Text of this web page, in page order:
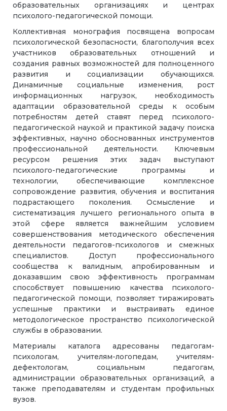
образовательных организациях и центрах
психолого-педагогической помощи.
Коллективная монография посвящена вопросам
психологической безопасности, благополучия всех
участников образовательных отношений и
создания равных возможностей для полноценного
развития и социализации обучающихся.
Динамичные социальные изменения, рост
информационных нагрузок, необходимость
адаптации образовательной среды к особым
потребностям детей ставят перед психолого-
педагогической наукой и практикой задачу поиска
эффективных, научно обоснованных инструментов
профессиональной деятельности. Ключевым
ресурсом решения этих задач выступают
психолого-педагогические программы и
технологии, обеспечивающие комплексное
сопровождение развития, обучения и воспитания
подрастающего поколения. Осмысление и
систематизация лучшего регионального опыта в
этой сфере является важнейшим условием
совершенствования методического обеспечения
деятельности педагогов-психологов и смежных
специалистов. Доступ профессионального
сообщества к валидным, апробированным и
доказавшим свою эффективность программам
способствует повышению качества психолого-
педагогической помощи, позволяет тиражировать
успешные практики и выстраивать единое
методологическое пространство психологической
службы в образовании.
Материалы каталога адресованы педагогам-
психологам, учителям-логопедам, учителям-
дефектологам, социальным педагогам,
администрации образовательных организаций, а
также преподавателям и студентам профильных
вузов.